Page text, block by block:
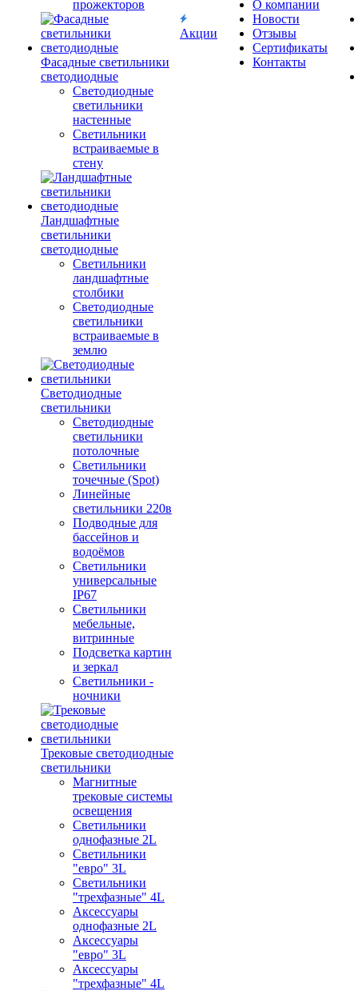
прожекторов
Фасадные светильники
светодиодные
Светодиодные
светильники
настенные
Светильники
встраиваемые в
стену
Ландшафтные
светильники
светодиодные
Светильники
ландшафтные
столбики
Светодиодные
светильники
встраиваемые в
землю
Светодиодные
светильники
Светодиодные
светильники
потолочные
Светильники
точечные (Spot)
Линейные
светильники 220в
Подводные для
бассейнов и
водоёмов
Светильники
универсальные
IP67
Светильники
мебельные,
витринные
Подсветка картин
и зеркал
Светильники -
ночники
Трековые светодиодные
светильники
Магнитные
трековые системы
освещения
Светильники
однофазные 2L
Светильники
"евро" 3L
Светильники
"трехфазные" 4L
Аксессуары
однофазные 2L
Аксессуары
"евро" 3L
Аксессуары
"трехфазные" 4L
Акции
О компании
Новости
Отзывы
Сертификаты
Контакты